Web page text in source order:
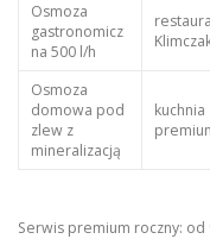
Osmoza
gastronomicz
na 500 l/h
Osmoza
domowa pod
zlew z
mineralizacją
kuchnia
Serwis premium roczny: od